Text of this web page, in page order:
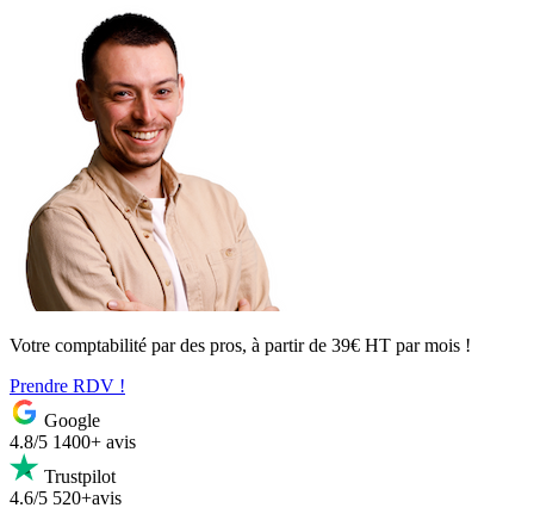
Votre comptabilité par des pros, à partir de 39€ HT par mois !
Prendre RDV !
Google
4.8/5 1400+ avis
Trustpilot
4.6/5 520+avis